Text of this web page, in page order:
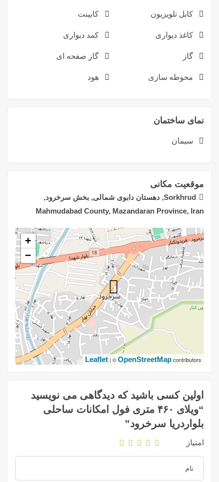
کابل تلویزیون کابینت
کاغذ دیواری کمد دیواری
گاز گاز صفحه ای
محوطه سازی هود
نمای ساختمان
سیمان
موقعیت مکانی
Sorkhrud, دهستان دابوی شمالی, بخش سرخرود,
Mahmudabad County, Mazandaran Province, Iran
+
−
Leaflet | ©OpenStreetMapcontributors
اولین کسی باشید که دیدگاهی می نویسید
“ویلای ۴۶۰ متری فول امکانات ساحلی
بلواردریا سرخرود”
امتیاز